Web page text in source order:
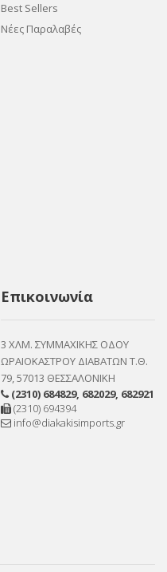
Best Sellers
Νέες Παραλαβές
Επικοινωνία
3 ΧΛΜ. ΣΥΜΜΑΧΙΚΗΣ ΟΔΟΥ
ΩΡΑΙΟΚΑΣΤΡΟΥ ΔΙΑΒΑΤΩΝ Τ.Θ.
79, 57013 ΘΕΣΣΑΛΟΝΙΚΗ
(2310) 684829, 682029, 682921
(2310) 694394
info@diakakisimports.gr